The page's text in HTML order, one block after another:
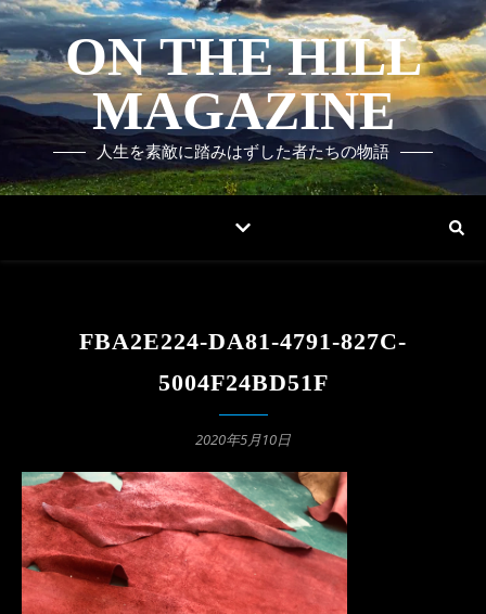
ON THE HILL
MAGAZINE
人生を素敵に踏みはずした者たちの物語
FBA2E224-DA81-4791-827C-
5004F24BD51F
2020年5月10日